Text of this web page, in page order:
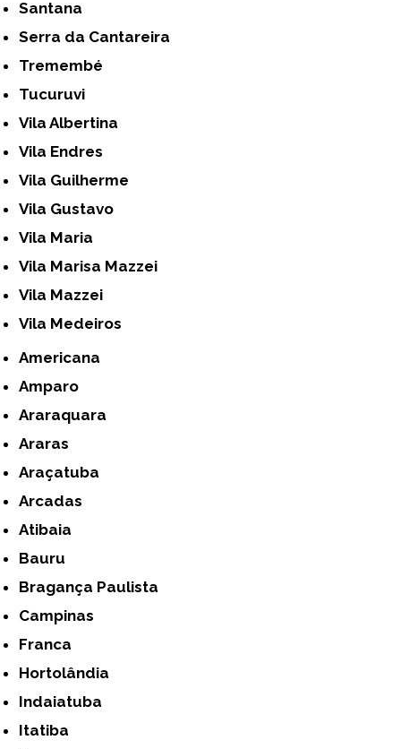
Santana
Serra da Cantareira
Tremembé
Tucuruvi
Vila Albertina
Vila Endres
Vila Guilherme
Vila Gustavo
Vila Maria
Vila Marisa Mazzei
Vila Mazzei
Vila Medeiros
Americana
Amparo
Araraquara
Araras
Araçatuba
Arcadas
Atibaia
Bauru
Bragança Paulista
Campinas
Franca
Hortolândia
Indaiatuba
Itatiba